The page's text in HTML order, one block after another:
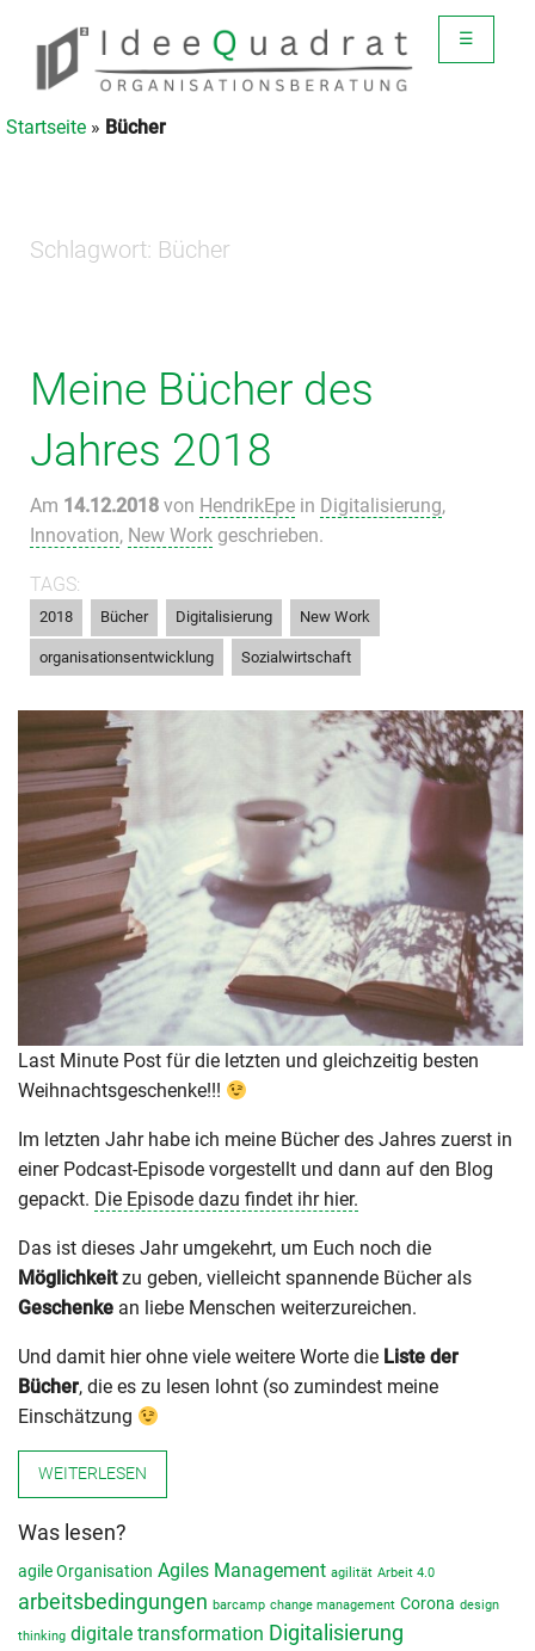
☰
Startseite » Bücher
Schlagwort: Bücher
Meine Bücher des
Jahres 2018
Am 14.12.2018 von HendrikEpe in Digitalisierung,
Innovation, New Work geschrieben.
TAGS:
2018 Bücher Digitalisierung New Work
organisationsentwicklung Sozialwirtschaft
Last Minute Post für die letzten und gleichzeitig besten
Weihnachtsgeschenke!!!
Im letzten Jahr habe ich meine Bücher des Jahres zuerst in
einer Podcast-Episode vorgestellt und dann auf den Blog
gepackt. Die Episode dazu findet ihr hier.
Das ist dieses Jahr umgekehrt, um Euch noch die
Möglichkeitzu geben, vielleicht spannende Bücher als
Geschenke an liebe Menschen weiterzureichen.
Und damit hier ohne viele weitere Worte die Liste der
Bücher, die es zu lesen lohnt (so zumindest meine
Einschätzung
WEITERLESEN
Was lesen?
agile Organisation Agiles Management agilität Arbeit 4.0
arbeitsbedingungen barcamp change management Corona design
thinking digitale transformation Digitalisierung